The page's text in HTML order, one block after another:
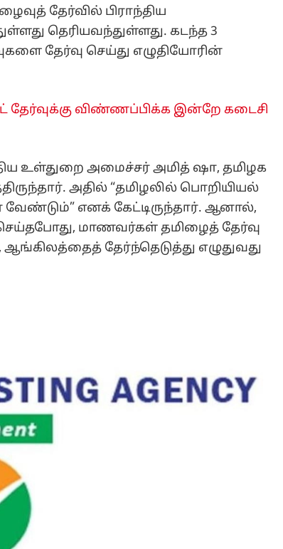
தேர்வில் பிராந்திய
தெரியவந்துள்ளது. கடந்த 3
தேர்வு செய்து எழுதியோரின்
தேர்வுக்கு விண்ணப்பிக்க இன்றே கடைசி
உள்துறை அமைச்சர் அமித் ஷா, தமிழக
அதில் “தமிழலில் பொறியியல்
எனக் கேட்டிருந்தார். ஆனால்,
மாணவர்கள் தமிழைத் தேர்வு
ஆங்கிலத்தைத் தேர்ந்தெடுத்து எழுதுவது